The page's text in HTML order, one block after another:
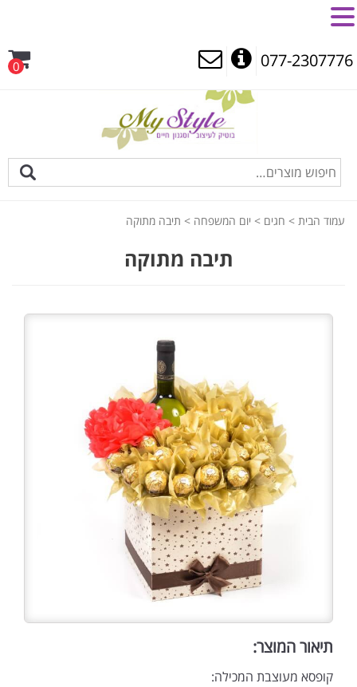
077-2307776
0
עמוד הבית > חגים > יום המשפחה > תיבה מתוקה
תיבה מתוקה
תיאור המוצר:
קופסא מעוצבת המכילה: